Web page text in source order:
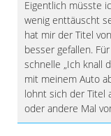
Eigentlich müsste
wenig enttäuscht
hat mir der Titel
besser gefallen.
schnelle „Ich knall
mit meinem Auto
lohnt sich der Titel
oder andere Mal